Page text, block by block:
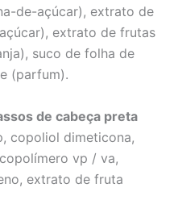
de-açúcar), extrato de
extrato de frutas
suco de folha de
(parfum).
de cabeça preta
copoliol dimeticona,
vp / va,
extrato de fruta